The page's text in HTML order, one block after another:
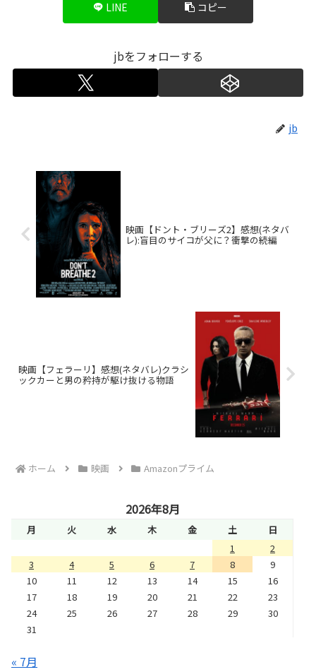
LINE コピー
jbをフォローする
jb
映画【ドント・ブリーズ2】感想(ネタバ
レ):盲目のサイコが父に？衝撃の続編
映画【フェラーリ】感想(ネタバレ)クラシ
ックカーと男の矜持が駆け抜ける物語
ホーム 映画 Amazonプライム
2026年8月
月 火 水 木 金 土
日
1
2
3
4 5 6 7 8
9
10
11 12 13 14 15
16
17
18 19 20 21 22
23
24
25 26 27 28 29
30
31
« 7月